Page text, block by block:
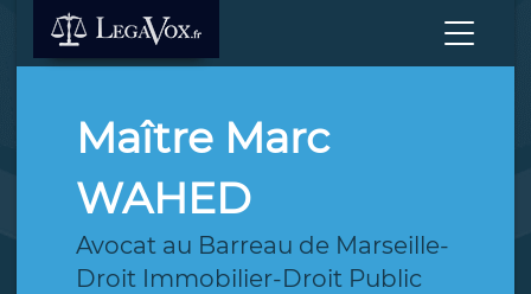
Maître Marc
WAHED
Avocat au Barreau de Marseille-
Droit Immobilier-Droit Public